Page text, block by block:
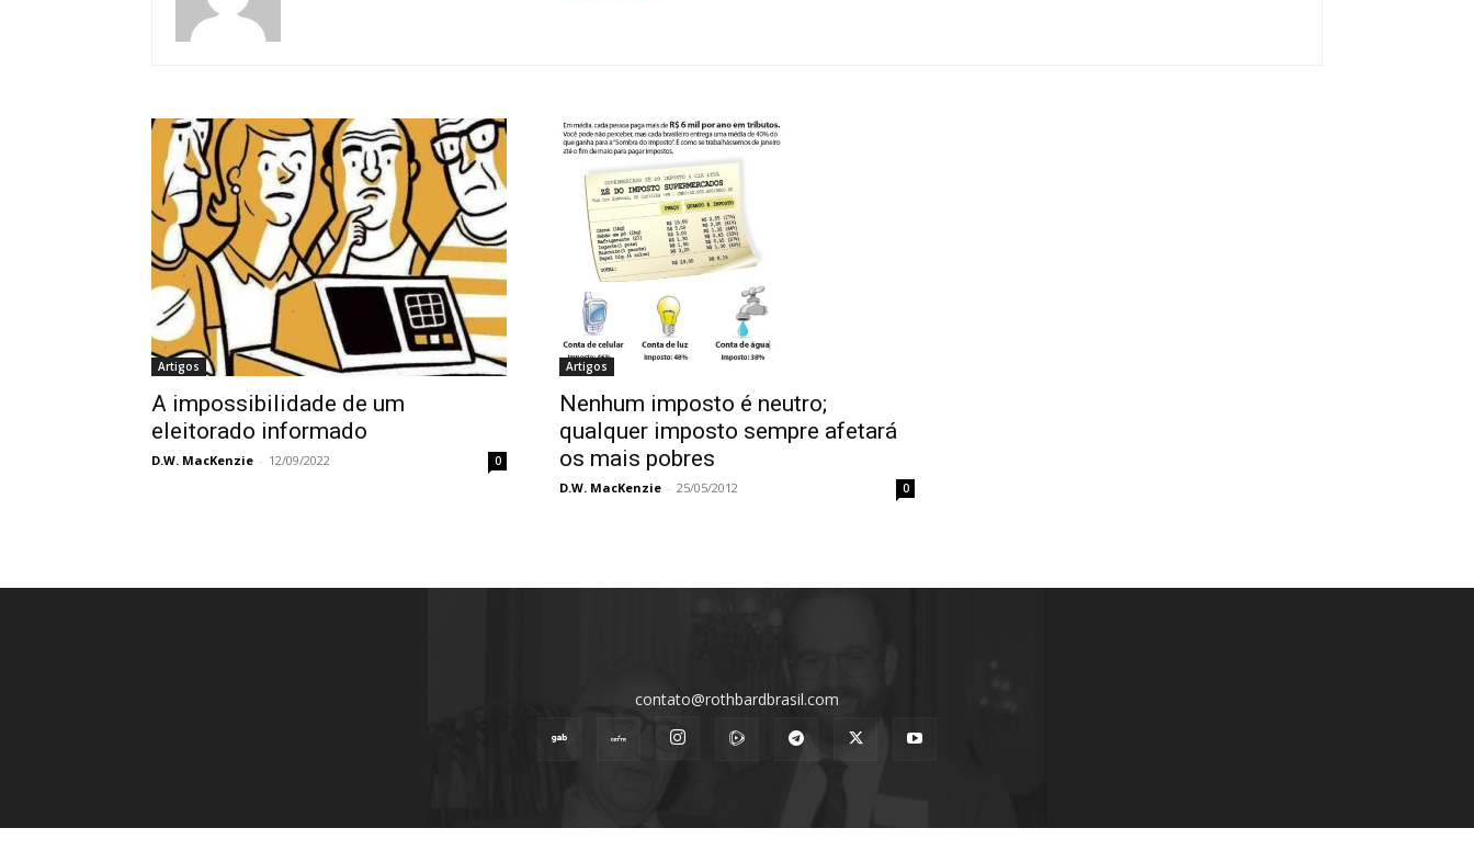
Artigos
A impossibilidade de um
eleitorado informado
D.W. MacKenzie - 12/09/2022 0
Artigos
Nenhum imposto é neutro;
qualquer imposto sempre afetará
os mais pobres
D.W. MacKenzie - 25/05/2012 0
contato@rothbardbrasil.com